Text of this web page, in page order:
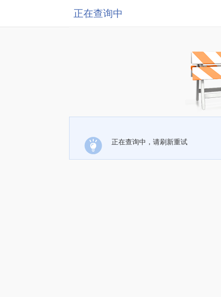
正在查询中
正在查询中，请刷新重试